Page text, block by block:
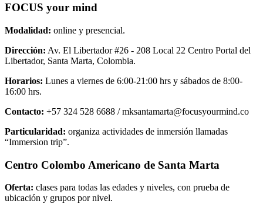
FOCUS your mind
Modalidad: online y presencial.
Dirección: Av. El Libertador #26 - 208 Local 22 Centro Portal del
Libertador, Santa Marta, Colombia.
Horarios: Lunes a viernes de 6:00-21:00 hrs y sábados de 8:00-
16:00 hrs.
Contacto: +57 324 528 6688 / mksantamarta@focusyourmind.co
Particularidad: organiza actividades de inmersión llamadas
“Immersion trip”.
Centro Colombo Americano de Santa Marta
Oferta: clases para todas las edades y niveles, con prueba de
ubicación y grupos por nivel.